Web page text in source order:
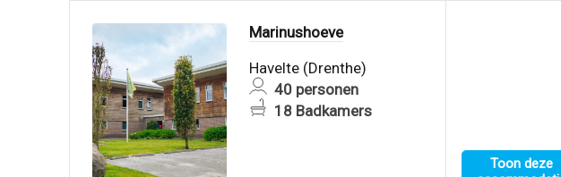
Marinushoeve
Havelte (Drenthe)
40 personen
18 Badkamers
Toon deze